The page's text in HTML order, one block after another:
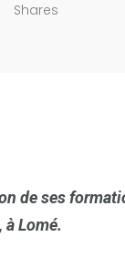
Shares
de ses
Lomé.